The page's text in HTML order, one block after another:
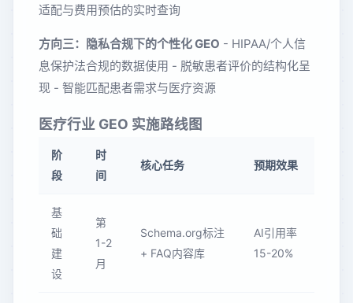
适配与费用预估的实时查询
方向三：隐私合规下的个性化 GEO - HIPAA/个人信
息保护法合规的数据使用 - 脱敏患者评价的结构化呈
现 - 智能匹配患者需求与医疗资源
医疗行业 GEO 实施路线图
阶
段
时
间
核心任务 预期效果
基
础
建
设
第
1-2
月
Schema.org标注
+ FAQ内容库
AI引用率
15-20%